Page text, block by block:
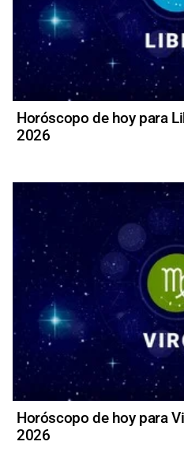
Horóscopo de hoy para
2026
Horóscopo de hoy para
2026